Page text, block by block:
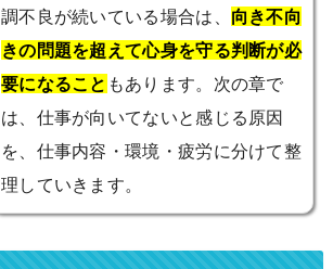
調不良が続いている場合は、 向き不向
きの問題を超えて心身を守る判断が必
要になること もあります。次の章で
は、仕事が向いてないと感じる原因
を、仕事内容・環境・疲労に分けて整
理していきます。